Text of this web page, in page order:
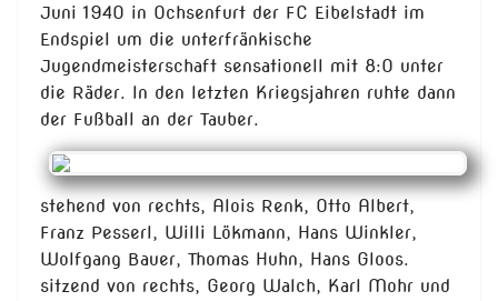
Juni 1940 in Ochsenfurt der FC Eibelstadt im
Endspiel um die unterfränkische
Jugendmeisterschaft sensationell mit 8:0 unter
die Räder. In den letzten Kriegsjahren ruhte dann
der Fußball an der Tauber.
stehend von rechts, Alois Renk, Otto Albert,
Franz Pesserl, Willi Lökmann, Hans Winkler,
Wolfgang Bauer, Thomas Huhn, Hans Gloos.
sitzend von rechts, Georg Walch, Karl Mohr und